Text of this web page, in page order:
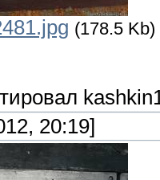
(178.5 Kb)
20:19]